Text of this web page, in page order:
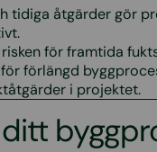
tidiga åtgärder gör
för framtida
förlängd
i projektet.